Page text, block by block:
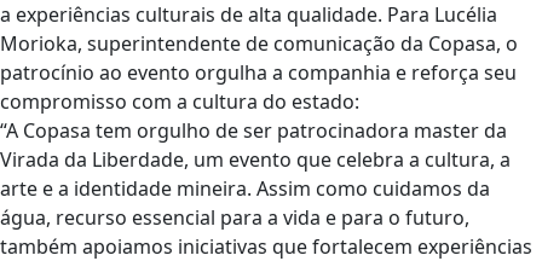
a experiências culturais de alta qualidade. Para Lucélia
Morioka, superintendente de comunicação da Copasa, o
patrocínio ao evento orgulha a companhia e reforça seu
compromisso com a cultura do estado:
“A Copasa tem orgulho de ser patrocinadora master da
Virada da Liberdade, um evento que celebra a cultura, a
arte e a identidade mineira. Assim como cuidamos da
água, recurso essencial para a vida e para o futuro,
também apoiamos iniciativas que fortalecem experiências